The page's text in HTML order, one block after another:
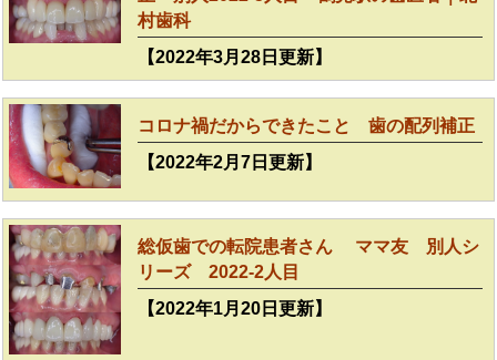
村歯科
【2022年3月28日更新】
コロナ禍だからできたこと 歯の配列補正
【2022年2月7日更新】
総仮歯での転院患者さん ママ友 別人シ
リーズ 2022-2人目
【2022年1月20日更新】